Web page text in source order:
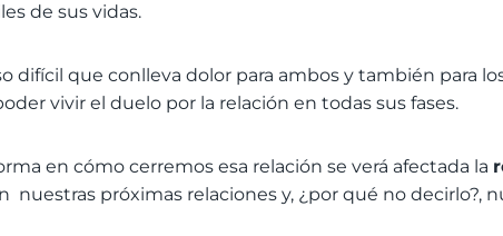
de sus vidas.
difícil que conlleva dolor para ambos y también para
vivir el duelo por la relación en todas sus fases.
en cómo cerremos esa relación se verá afectada la
nuestras próximas relaciones y, ¿por qué no decirlo?,